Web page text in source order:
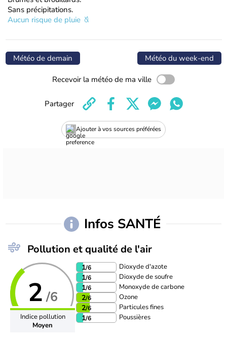
Sans précipitations.
Aucun risque de pluie
Météo de demain Météo du week-end
Recevoir la météo de ma ville
Ajouter à vos sources préférées
Partager
Infos SANTÉ
Pollution et qualité de l'air
2 /6
Indice pollution
Moyen
1/6 Dioxyde d'azote
1/6 Dioxyde de soufre
1/6 Monoxyde de carbone
2/6 Ozone
2/6 Particules fines
1/6 Poussières